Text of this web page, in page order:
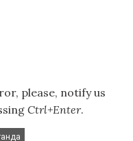
please, notify us
Ctrl+Enter.